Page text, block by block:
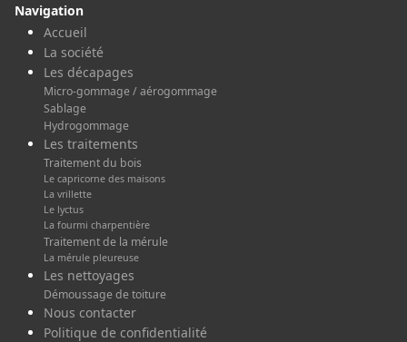
Navigation
Accueil
La société
Les décapages
Micro-gommage / aérogommage
Sablage
Hydrogommage
Les traitements
Traitement du bois
Le capricorne des maisons
La vrillette
Le lyctus
La fourmi charpentière
Traitement de la mérule
La mérule pleureuse
Les nettoyages
Démoussage de toiture
Nous contacter
Politique de confidentialité